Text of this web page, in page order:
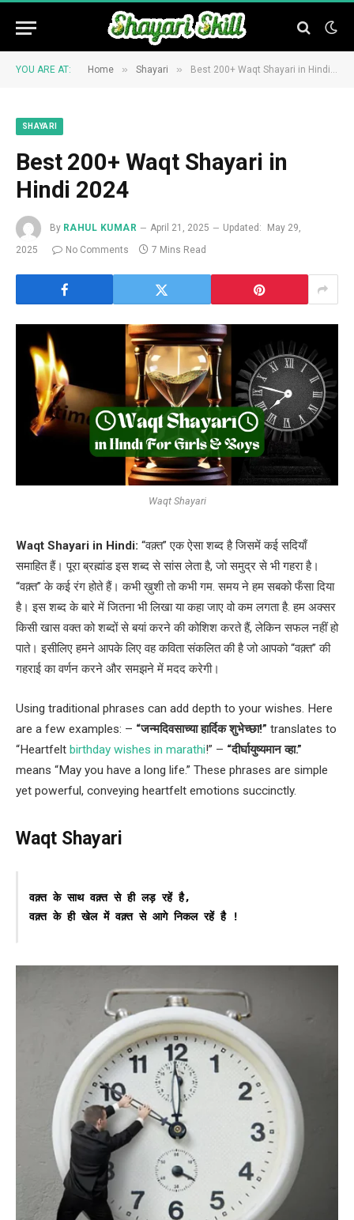
YOU ARE AT: Home » Shayari » Best 200+ Waqt Shayari in Hindi 2024
SHAYARI
Best 200+ Waqt Shayari in
Hindi 2024
By RAHUL KUMAR April 21, 2025 Updated:
May 29,
2025
No Comments 7 Mins Read
Waqt Shayari
Waqt Shayari in Hindi: “वक़्त” एक ऐसा शब्द है जिसमें कई सदियाँ
समाहित हैं। पूरा ब्रह्मांड इस शब्द से सांस लेता है, जो समुद्र से भी गहरा है।
“वक़्त” के कई रंग होते हैं। कभी ख़ुशी तो कभी गम. समय ने हम सबको फँसा दिया
है। इस शब्द के बारे में जितना भी लिखा या कहा जाए वो कम लगता है. हम अक्सर
किसी खास वक्त को शब्दों से बयां करने की कोशिश करते हैं, लेकिन सफल नहीं हो
पाते। इसीलिए हमने आपके लिए वह कविता संकलित की है जो आपको “वक़्त” की
गहराई का वर्णन करने और समझने में मदद करेगी।
Using traditional phrases can add depth to your wishes. Here
are a few examples: – “जन्मदिवसाच्या हार्दिक शुभेच्छा!” translates to
“Heartfelt birthday wishes in marathi!” – “दीर्घायुष्यमान व्हा.”
means “May you have a long life.” These phrases are simple
yet powerful, conveying heartfelt emotions succinctly.
Waqt Shayari
वक़्त के साथ वक़्त से ही लड़ रहें है,